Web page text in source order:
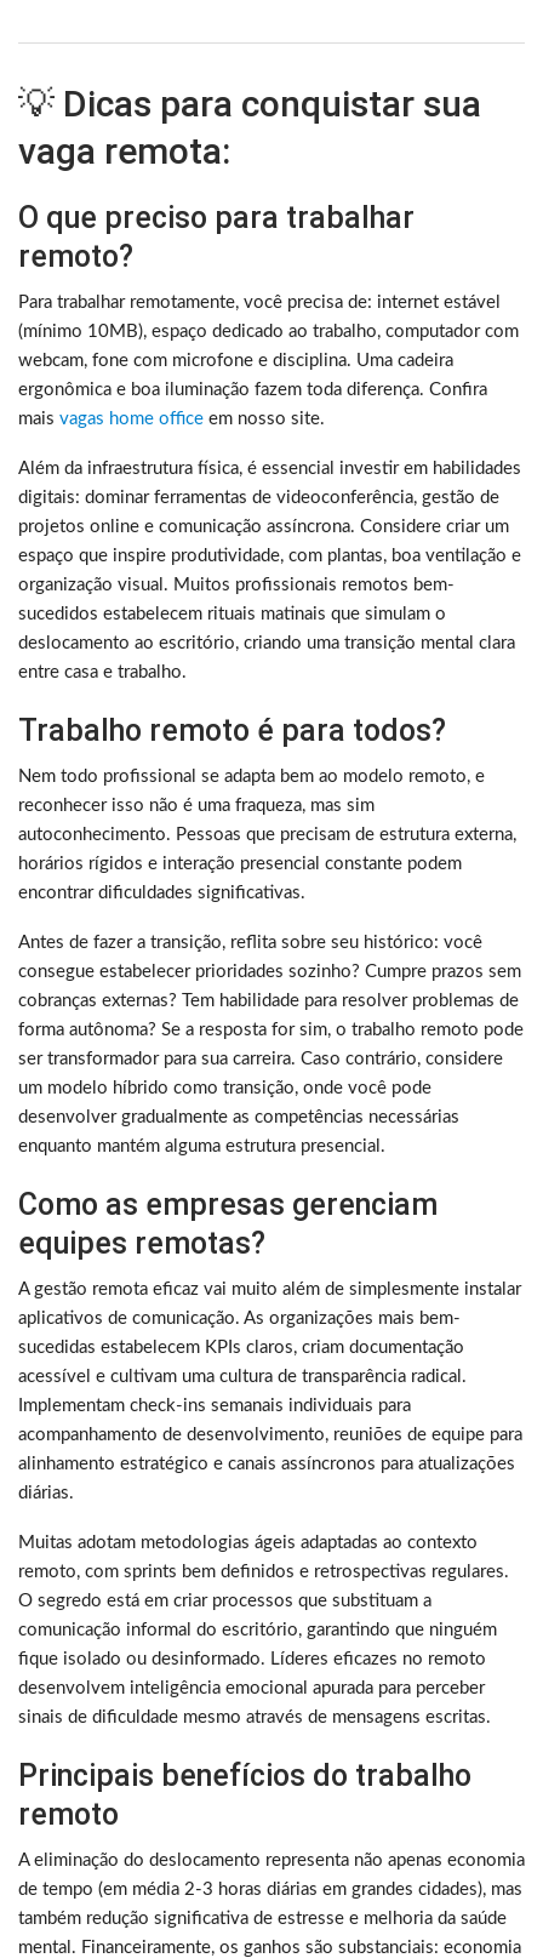
💡 Dicas para conquistar sua
vaga remota:
O que preciso para trabalhar
remoto?
Para trabalhar remotamente, você precisa de: internet estável
(mínimo 10MB), espaço dedicado ao trabalho, computador com
webcam, fone com microfone e disciplina. Uma cadeira
ergonômica e boa iluminação fazem toda diferença. Confira
mais vagas home office em nosso site.
Além da infraestrutura física, é essencial investir em habilidades
digitais: dominar ferramentas de videoconferência, gestão de
projetos online e comunicação assíncrona. Considere criar um
espaço que inspire produtividade, com plantas, boa ventilação e
organização visual. Muitos profissionais remotos bem-
sucedidos estabelecem rituais matinais que simulam o
deslocamento ao escritório, criando uma transição mental clara
entre casa e trabalho.
Trabalho remoto é para todos?
Nem todo profissional se adapta bem ao modelo remoto, e
reconhecer isso não é uma fraqueza, mas sim
autoconhecimento. Pessoas que precisam de estrutura externa,
horários rígidos e interação presencial constante podem
encontrar dificuldades significativas.
Antes de fazer a transição, reflita sobre seu histórico: você
consegue estabelecer prioridades sozinho? Cumpre prazos sem
cobranças externas? Tem habilidade para resolver problemas de
forma autônoma? Se a resposta for sim, o trabalho remoto pode
ser transformador para sua carreira. Caso contrário, considere
um modelo híbrido como transição, onde você pode
desenvolver gradualmente as competências necessárias
enquanto mantém alguma estrutura presencial.
Como as empresas gerenciam
equipes remotas?
A gestão remota eficaz vai muito além de simplesmente instalar
aplicativos de comunicação. As organizações mais bem-
sucedidas estabelecem KPIs claros, criam documentação
acessível e cultivam uma cultura de transparência radical.
Implementam check-ins semanais individuais para
acompanhamento de desenvolvimento, reuniões de equipe para
alinhamento estratégico e canais assíncronos para atualizações
diárias.
Muitas adotam metodologias ágeis adaptadas ao contexto
remoto, com sprints bem definidos e retrospectivas regulares.
O segredo está em criar processos que substituam a
comunicação informal do escritório, garantindo que ninguém
fique isolado ou desinformado. Líderes eficazes no remoto
desenvolvem inteligência emocional apurada para perceber
sinais de dificuldade mesmo através de mensagens escritas.
Principais benefícios do trabalho
remoto
A eliminação do deslocamento representa não apenas economia
de tempo (em média 2-3 horas diárias em grandes cidades), mas
também redução significativa de estresse e melhoria da saúde
mental. Financeiramente, os ganhos são substanciais: economia